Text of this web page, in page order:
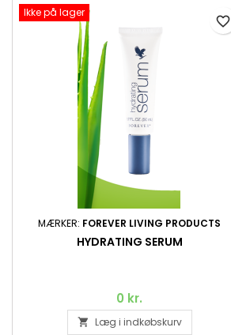
Ikke på lager
MÆRKER: FOREVER LIVING PRODUCTS
HYDRATING SERUM
0 kr.
 Læg i indkøbskurv
favorite_border